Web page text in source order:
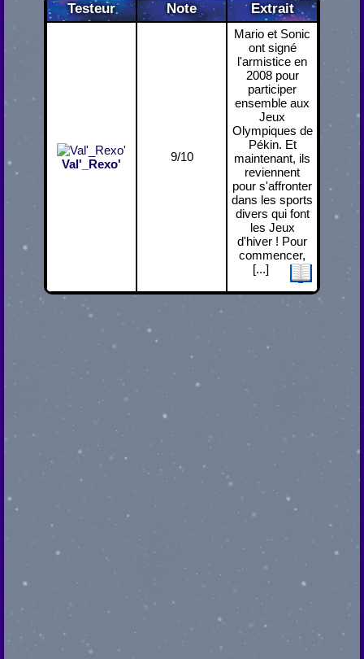
Testeur Note Extrait
Val'_Rexo'
9/10
Mario et Sonic
ont signé
l'armistice en
2008 pour
participer
ensemble aux
Jeux
Olympiques de
Pékin. Et
maintenant, ils
reviennent
pour s'affronter
dans les sports
divers qui font
les Jeux
d'hiver ! Pour
commencer,
[...]